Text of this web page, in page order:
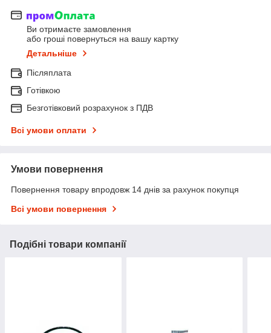
Ви отримаєте замовлення
або гроші повернуться на вашу картку
Детальніше
Післяплата
Готівкою
Безготівковий розрахунок з ПДВ
Всі умови оплати
Умови повернення
Повернення товару впродовж 14 днів за рахунок покупця
Всі умови повернення
Подібні товари компанії